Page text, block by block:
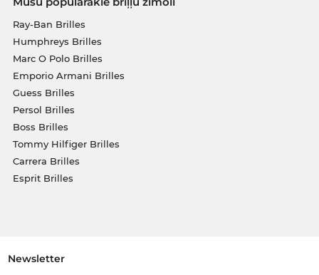
Ray-Ban Brilles
Humphreys Brilles
Marc O Polo Brilles
Emporio Armani Brilles
Guess Brilles
Persol Brilles
Boss Brilles
Tommy Hilfiger Brilles
Carrera Brilles
Esprit Brilles
Newsletter